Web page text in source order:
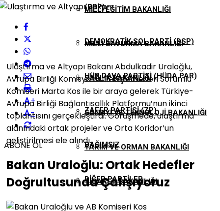
(DBP)
DEMOKRATIK SOL PARTI (DSP)
HÜR DAVA PARTISI (HÜDA PAR)
ZAFER PARTISI (ZP)
BAĞIMSIZ
DIĞER PARTILER
MILLI EĞITIM BAKANLIĞI
MILLI SAVUNMA BAKANLIĞI
SAĞLIK BAKANLIĞI
SANAYI VE TEKNOLOJI BAKANLIĞI
TARIM VE ORMAN BAKANLIĞI
TICARET BAKANLIĞI
+
-
ABONE OL
Ulaştırma ve Altyapı Bakanı Abdulkadir Uraloğlu,
Avrupa Birliği Komisyonu Genişlemeden Sorumlu
Komiseri Marta Kos ile bir araya gelerek Türkiye-
Avrupa Birliği Bağlantısallık Platformu’nun ikinci
toplantısını gerçekleştirdi. Görüşmede, ulaştırma
alanındaki ortak projeler ve Orta Koridor’un
geliştirilmesi ele alındı.
Bakan Uraloğlu: Ortak Hedefler
Doğrultusunda Çalışıyoruz